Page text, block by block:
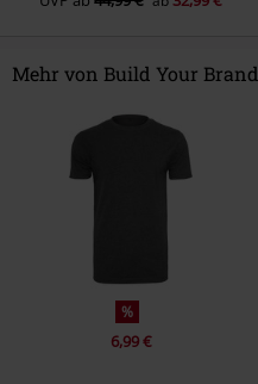
Mehr von Build Your Brand
%
6,99 €